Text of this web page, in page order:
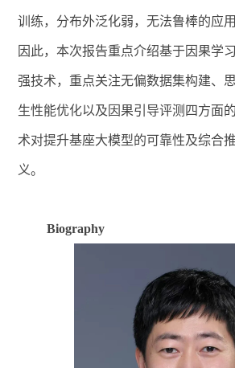
训练，分布外泛化弱，无法鲁棒的应
因此，本次报告重点介绍基于因果学
强技术，重点关注无偏数据集构建、
生性能优化以及因果引导评测四方面
术对提升基座大模型的可靠性及综合
义。
Biography